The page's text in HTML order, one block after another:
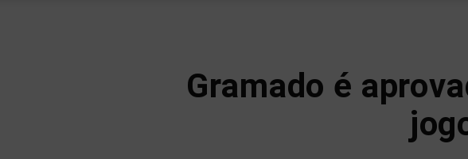
Gramado é